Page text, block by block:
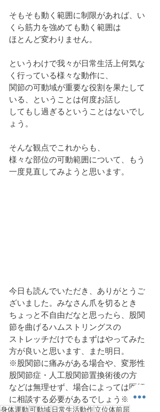
そもそも動く範囲に制限があれば、い
くら筋力を強めても動く範囲は
ほとんど変わりません。
というわけで我々が日常生活上何気な
く行っている様々な動作に、
関節の可動域が重要な役割を果たして
いる、ということは何度お話し
してもし過ぎるということはないでし
ょう。
そんな観点でこれからも、
様々な部位の可動範囲について、もう
一度見直してみようと思います。
今日も読んでいただき、ありがとうご
ざいました。みなさん爪を切るとき
ちょっと不自由だなと思ったら、股関
節を曲げるハムストリングスの
ストレッチだけでもまずはやってみた
方が良いと思います、また明日。
※股関節に痛みがある場合や、変形性
股関節症・人工股関節置換術後の方
などは無理せず、場合によっては医師
に相談する必要があるでしょう※
身体運動可動域 日常生活動作立位体前屈